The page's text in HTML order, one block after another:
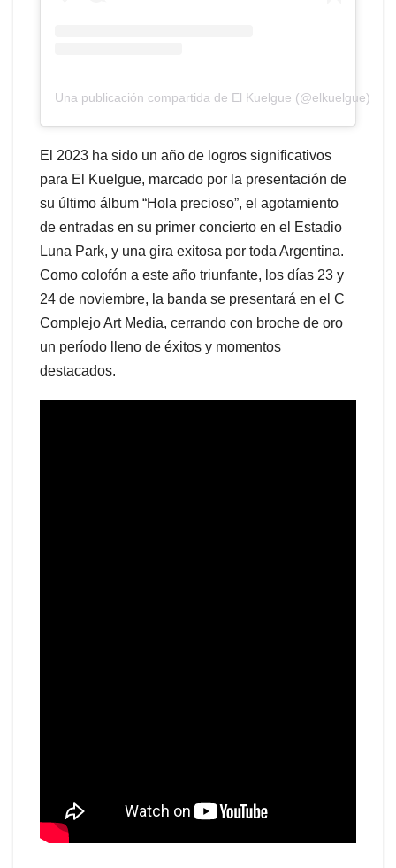
Una publicación compartida de El Kuelgue (@elkuelgue)
El 2023 ha sido un año de logros significativos
para El Kuelgue, marcado por la presentación de
su último álbum “Hola precioso”, el agotamiento
de entradas en su primer concierto en el Estadio
Luna Park, y una gira exitosa por toda Argentina.
Como colofón a este año triunfante, los días 23 y
24 de noviembre, la banda se presentará en el C
Complejo Art Media, cerrando con broche de oro
un período lleno de éxitos y momentos
destacados.